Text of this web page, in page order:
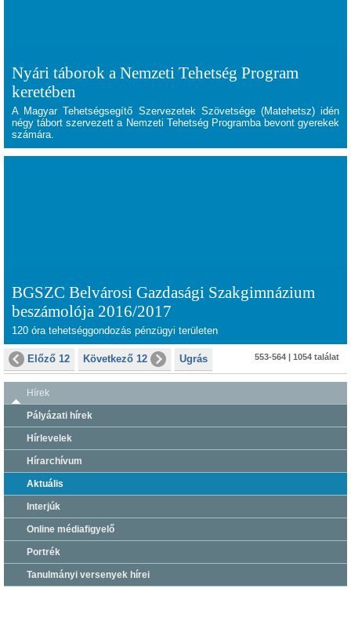
Nyári táborok a Nemzeti Tehetség Program
keretében
A Magyar Tehetségsegítő Szervezetek Szövetsége (Matehetsz) idén
négy tábort szervezett a Nemzeti Tehetség Programba bevont gyerekek
számára.
BGSZC Belvárosi Gazdasági Szakgimnázium
beszámolója 2016/2017
120 óra tehetséggondozás pénzügyi területen
Előző 12 Következő 12 Ugrás 553-564 | 1054 találat
Hírek
Pályázati hírek
Hírlevelek
Hírarchívum
Aktuális
Interjúk
Online médiafigyelő
Portrék
Tanulmányi versenyek hírei